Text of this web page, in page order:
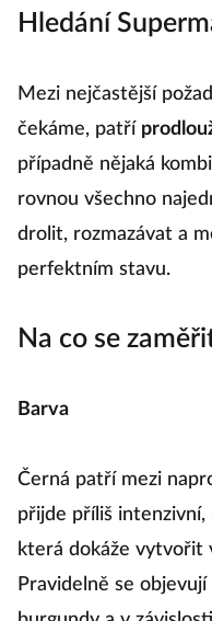
Hledání
Mezi nejčastější
čekáme, patří
případně nějaká
rovnou všechno
drolit, rozmazávat a
perfektním stavu.
Na co se
Barva
Černá patří mezi
přijde příliš intenzivní,
která dokáže vytvořit
Pravidelně se